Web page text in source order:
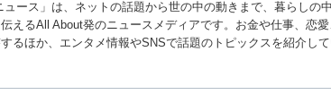
ュース」は、ネットの話題から世の中の動きまで、暮らしの
えるAll About発のニュースメディアです。お金や仕事、恋
るほか、エンタメ情報やSNSで話題のトピックスを紹介して